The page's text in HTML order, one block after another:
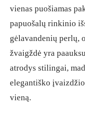
vienas puošiamas
papuošalų rinkinio
gėlavandenių perlų,
žvaigždė yra
atrodys stilingai,
elegantiško
vieną.